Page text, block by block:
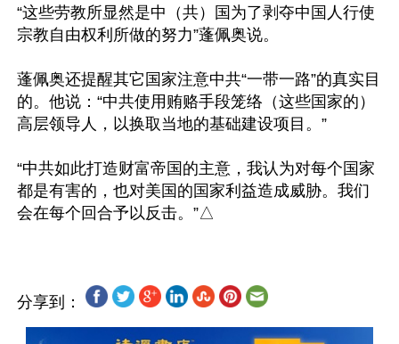
“这些劳教所显然是中（共）国为了剥夺中国人行使
宗教自由权利所做的努力”蓬佩奥说。
蓬佩奥还提醒其它国家注意中共“一带一路”的真实目
的。他说：“中共使用贿赂手段笼络（这些国家的）
高层领导人，以换取当地的基础建设项目。”
“中共如此打造财富帝国的主意，我认为对每个国家
都是有害的，也对美国的国家利益造成威胁。我们
分享到：